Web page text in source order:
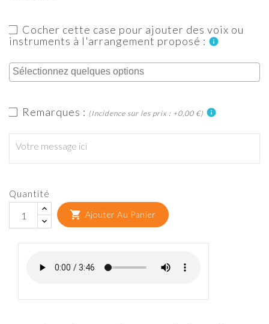
Cocher cette case pour ajouter des voix ou
instruments à l'arrangement proposé : info
Remarques : (Incidence sur les prix : +0,00 €) info
Quantité
 Ajouter Au Panier